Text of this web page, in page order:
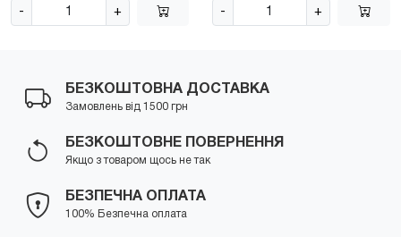
- + - +
БЕЗКОШТОВНА ДОСТАВКА
Замовлень від 1500 грн
БЕЗКОШТОВНЕ ПОВЕРНЕННЯ
Якщо з товаром щось не так
БЕЗПЕЧНА ОПЛАТА
100% Безпечна оплата